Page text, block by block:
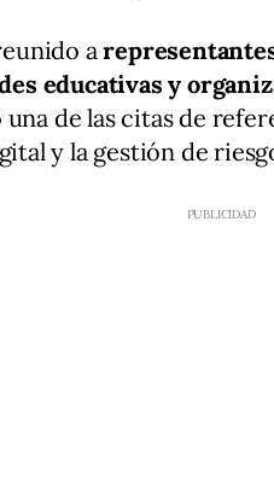
a
educativas y
de las citas de
y la gestión de